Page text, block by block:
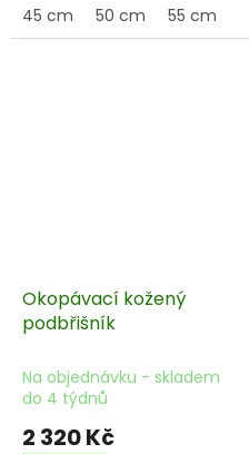
45 cm
50 cm 55 cm
Okopávací kožený
podbřišník
Na objednávku - skladem
do 4 týdnů
2 320 Kč